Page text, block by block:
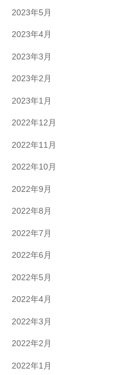
2023年5月
2023年4月
2023年3月
2023年2月
2023年1月
2022年12月
2022年11月
2022年10月
2022年9月
2022年8月
2022年7月
2022年6月
2022年5月
2022年4月
2022年3月
2022年2月
2022年1月